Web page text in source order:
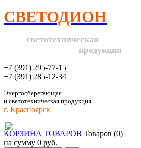
СВЕТОДИОН
светотехническая
продукция
+7 (391) 295-77-15
+7 (391) 285-12-34
Энергосберегающая
и светотехническая продукция
г. Красноярск
КОРЗИНА ТОВАРОВ Товаров (0)
на сумму 0 руб.